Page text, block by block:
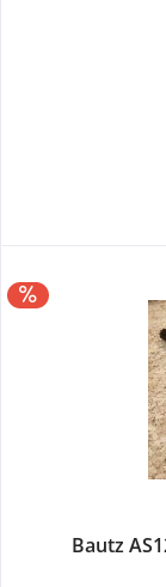
Bautz